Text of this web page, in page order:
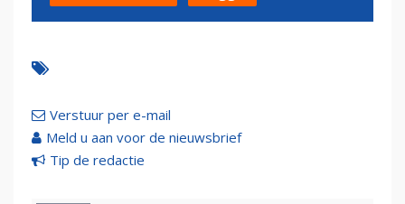
Verstuur per e-mail
Meld u aan voor de nieuwsbrief
Tip de redactie